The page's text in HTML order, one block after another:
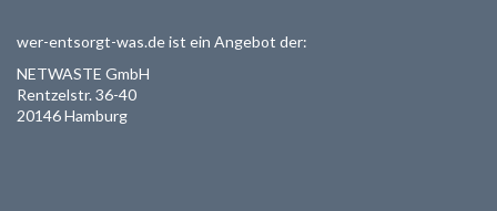
wer-entsorgt-was.de ist ein Angebot der:
NETWASTE GmbH
Rentzelstr. 36-40
20146 Hamburg